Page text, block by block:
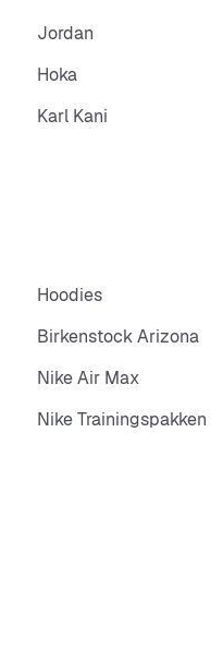
Jordan
Hoka
Karl Kani
Hoodies
Birkenstock Arizona
Nike Air Max
Nike Trainingspakken